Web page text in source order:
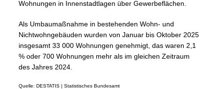
Wohnungen in Innenstadtlagen über Gewerbeflächen.
Als Umbaumaßnahme in bestehenden Wohn- und
Nichtwohngebäuden wurden von Januar bis Oktober 2025
insgesamt 33 000 Wohnungen genehmigt, das waren 2,1
% oder 700 Wohnungen mehr als im gleichen Zeitraum
des Jahres 2024.
Quelle: DESTATIS | Statistisches Bundesamt